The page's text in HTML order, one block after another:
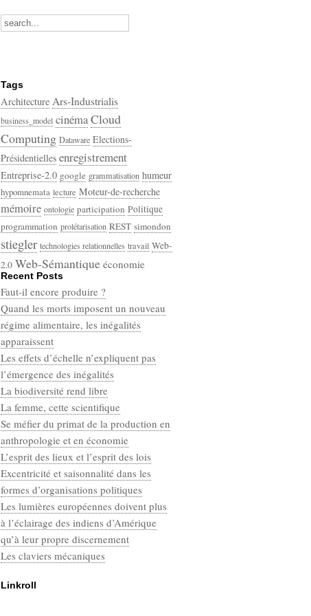
Recent Posts
Faut-il encore produire ?
Quand les morts imposent un nouveau
régime alimentaire, les inégalités
apparaissent
Les effets d’échelle n’expliquent pas
l’émergence des inégalités
La biodiversité rend libre
La femme, cette scientifique
Se méfier du primat de la production en
anthropologie et en économie
L’esprit des lieux et l’esprit des lois
Excentricité et saisonnalité dans les
formes d’organisations politiques
Les lumières européennes doivent plus
à l’éclairage des indiens d’Amérique
qu’à leur propre discernement
Les claviers mécaniques
Linkroll
Tags
Architecture Ars-Industrialis
business_model cinémaCloud
Computing Dataware Elections-
Présidentielles enregistrement
Entreprise-2.0 google grammatisation humeur
hypomnemata lecture Moteur-de-recherche
mémoire ontologie participation Politique
programmation prolétarisation REST simondon
stiegler technologies relationnelles travail Web-
2.0 Web-Sémantique économie
écriture
Categories
Défaut